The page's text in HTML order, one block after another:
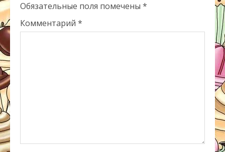
Обязательные поля помечены *
Комментарий *